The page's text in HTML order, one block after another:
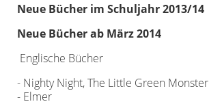
Neue Bücher im Schuljahr 2013/14
Neue Bücher ab März 2014
Englische Bücher
- Nighty Night, The Little Green Monster
- Elmer